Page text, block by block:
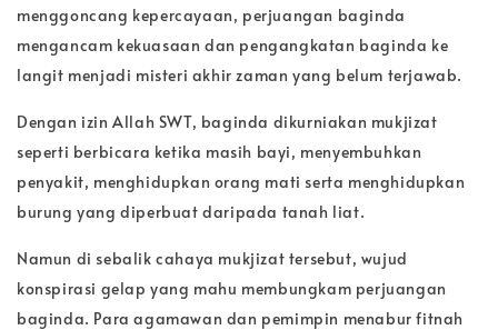
menggoncang kepercayaan, perjuangan baginda
mengancam kekuasaan dan pengangkatan baginda ke
langit menjadi misteri akhir zaman yang belum terjawab.
Dengan izin Allah SWT, baginda dikurniakan mukjizat
seperti berbicara ketika masih bayi, menyembuhkan
penyakit, menghidupkan orang mati serta menghidupkan
burung yang diperbuat daripada tanah liat.
Namun di sebalik cahaya mukjizat tersebut, wujud
konspirasi gelap yang mahu membungkam perjuangan
baginda. Para agamawan dan pemimpin menabur fitnah